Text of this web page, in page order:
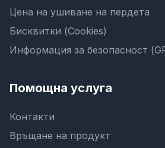
Цена на ушиване на пердета
Бисквитки (Cookies)
Информация за безопасност
Помощна услуга
Контакти
Връщане на продукт